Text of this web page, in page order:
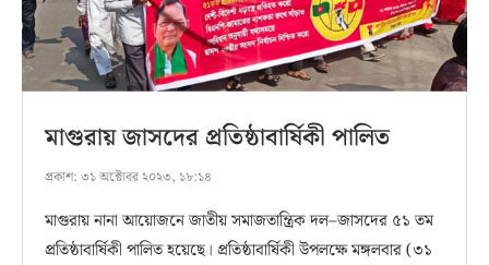
মাগুরায় জাসদের প্রতিষ্ঠাবার্ষিকী পালিত
প্রকাশ: ৩১ অক্টোবর ২০২৩, ১৮:১৪
মাগুরায় নানা আয়োজনে জাতীয় সমাজতান্ত্রিক দল–জাসদের ৫১ তম
প্রতিষ্ঠাবার্ষিকী পালিত হয়েছে। প্রতিষ্ঠাবার্ষিকী উপলক্ষে মঙ্গলবার (৩১